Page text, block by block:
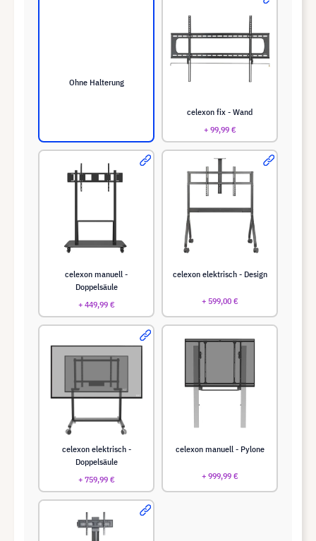
Ohne Halterung
celexon fix - Wand
+ 99,99 €
celexon manuell -
Doppelsäule
+ 449,99 €
celexon elektrisch - Design
+ 599,00 €
celexon elektrisch -
Doppelsäule
+ 759,99 €
celexon manuell - Pylone
+ 999,99 €